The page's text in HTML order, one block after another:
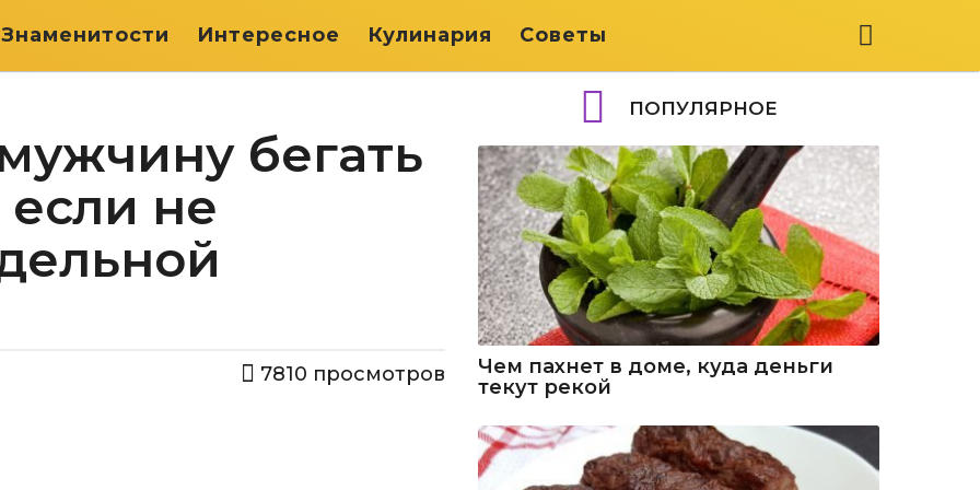
Знаменитости Интересное Кулинария Советы
бегать
не
7810 просмотров
ПОПУЛЯРНОЕ
Чем пахнет в доме, куда деньги
текут рекой